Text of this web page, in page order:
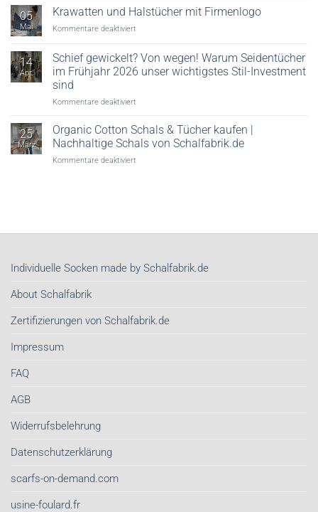
Veredelung
Möglichkeiten,
ein
tragen!
05
Mai
Krawatten und Halstücher mit Firmenlogo
Kommentare deaktiviert
und
Halstücher
mit
14
Apr.
Schief gewickelt? Von wegen! Warum Seidentücher
im Frühjahr 2026 unser wichtigstes Stil-Investment
sind
Kommentare deaktiviert
gewickelt?
Von
wegen!
wichtigstes
sind
25
März
Organic Cotton Schals & Tücher kaufen |
Nachhaltige Schals von Schalfabrik.de
Kommentare deaktiviert
kaufen
Schals
Individuelle Socken made by Schalfabrik.de
About Schalfabrik
Zertifizierungen von Schalfabrik.de
Impressum
FAQ
AGB
Widerrufsbelehrung
Datenschutzerklärung
scarfs-on-demand.com
usine-foulard.fr